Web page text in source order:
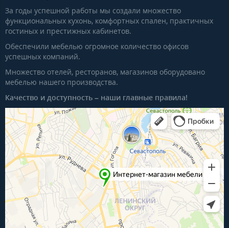
За годы успешной работы мы создали множество
функциональных кухонь, комфортных спален, практичных
гостиных и престижных кабинетов.
Обеспечили мебелью огромное количество офисов
успешных компаний.
Множество отелей, ресторанов, магазинов оборудовано
мебелью нашего производства.
Качество и доступность – наши главные правила!